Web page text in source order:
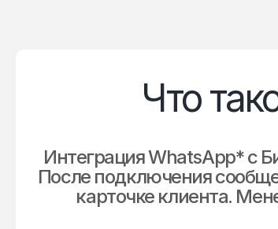
Что
Интеграция WhatsApp* с
После подключения
карточке клиента.